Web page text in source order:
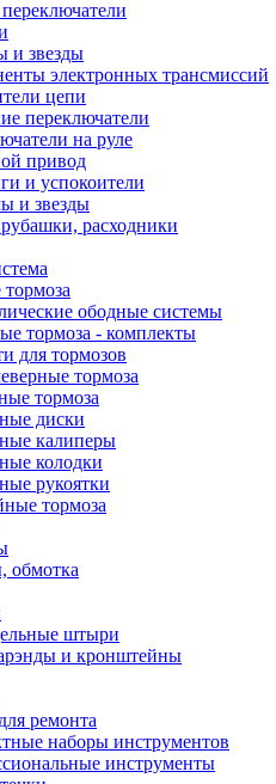
и звезды
электронных трансмиссий
цепи
переключатели
на руле
привод
и успокоители
и звезды
расходники
ободные системы
тормоза - комплекты
для тормозов
тормоза
тормоза
диски
калиперы
колодки
рукоятки
тормоза
обмотка
штыри
и кронштейны
ремонта
наборы инструментов
инструменты